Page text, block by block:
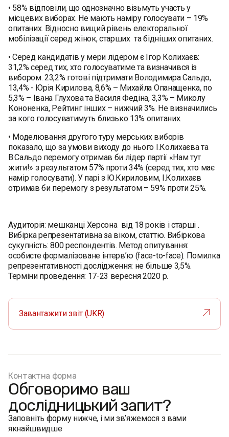
• 58% відповіли, що однозначно візьмуть участь у
місцевих виборах. Не мають наміру голосувати – 19%
опитаних. Відносно вищий рівень електоральної
мобілізації серед жінок, старших та бідніших опитаних.
• Серед кандидатів у мери лідером є Ігор Колихаєв:
31,2% серед тих, хто голосуватиме та визначився із
вибором. 23,2% готові підтримати Володимира Сальдо,
13,4% - Юрія Кирилова, 8,6% – Михайла Опанащенка, по
5,3% – Івана Глухова та Василя Федіна, 3,3% – Миколу
Кононенка, Рейтинг інших – нижчий 3%. Не визначились
за кого голосуватимуть близько 13% опитаних.
• Моделювання другого туру мерських виборів
показало, що за умови виходу до нього І.Колихаєва та
В.Сальдо перемогу отримав би лідер партії «Нам тут
жити!» з результатом 57% проти 34% (серед тих, хто має
намір голосувати). У парі з Ю.Кириловим, І.Колихаєв
отримав би перемогу з результатом – 59% проти 25%.
Аудиторія: мешканці Херсона від 18 років і старші .
Вибірка репрезентативна за віком, статтю. Вибіркова
сукупність: 800 респондентів. Метод опитування:
особисте формалізоване інтерв’ю (face-to-face). Помилка
репрезентативності дослідження: не більше 3,5%.
Терміни проведення: 17-23 вересня 2020 р.
Завантажити звіт (UKR)
Контактна форма
Обговоримо ваш
дослідницький запит?
Заповніть форму нижче, і ми зв’яжемося з вами
якнайшвидше